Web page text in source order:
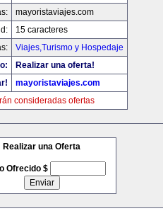
mayoristaviajes.com
15 caracteres
Viajes,Turismo y Hospedaje
Realizar una oferta!
mayoristaviajes.com
consideradas ofertas
Realizar una Oferta
Ofrecido $